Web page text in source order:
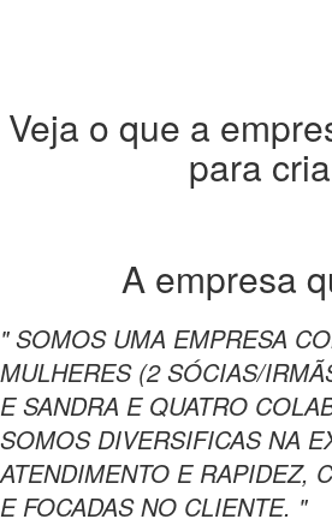
Veja o que a
para
A empresa
" SOMOS UMA EMPRESA
MULHERES (2 SÓCIAS/
E SANDRA E QUATRO
SOMOS DIVERSIFICAS NA
ATENDIMENTO E RAPIDEZ,
E FOCADAS NO CLIENTE. "